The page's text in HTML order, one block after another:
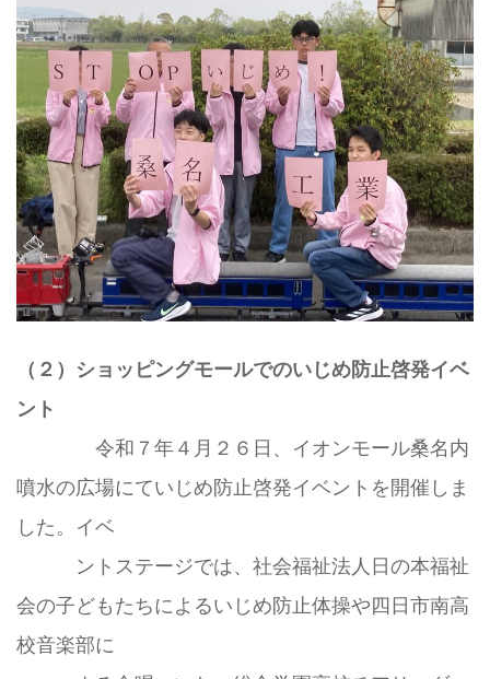
（２）ショッピングモールでのいじめ防止啓発イベ
ント
令和７年４月２６日、イオンモール桑名内
噴水の広場にていじめ防止啓発イベントを開催しま
した。イベ
ントステージでは、社会福祉法人日の本福祉
会の子どもたちによるいじめ防止体操や四日市南高
校音楽部に